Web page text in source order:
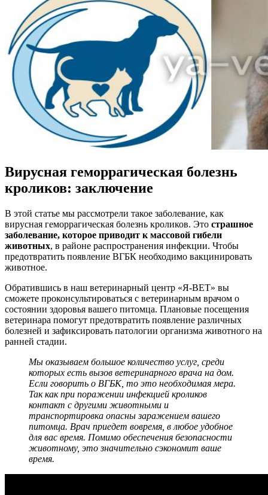
Вирусная геморрагическая болезнь
кроликов: заключение
В этой статье мы рассмотрели такое заболевание, как
вирусная геморрагическая болезнь кроликов. Это страшное
заболевание, которое приводит к массовой гибели
животных, в районе распространения инфекции. Чтобы
предотвратить появление ВГБК необходимо вакцинировать
животное.
Обратившись в наш ветеринарный центр «Я-ВЕТ» вы
сможете проконсультироваться с ветеринарным врачом о
состоянии здоровья вашего питомца. Плановые посещения
ветеринара помогут предотвратить появление различных
болезней и зафиксировать патологии организма животного на
ранней стадии.
Мы оказываем большое количество услуг, среди
которых есть вызов ветеринарного врача на дом.
Если говорить о ВГБК, то это необходимая мера.
Так как при поражении инфекцией кроликов
контакт с другими животными и
транспортировка опасны заражением вашего
питомца. Врач приедет вовремя, в любое удобное
для вас время. Помимо обеспечения безопасности
животному, это значительно сэкономит ваше
время.